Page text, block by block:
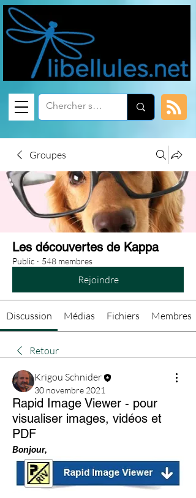
Groupes
Les découvertes de Kappa
Public · 548 membres
Rejoindre
Discussion Médias Fichiers Membres
Retour
Krigou Schnider
30 novembre 2021
Rapid Image Viewer - pour
visualiser images, vidéos et
PDF
Bonjour,